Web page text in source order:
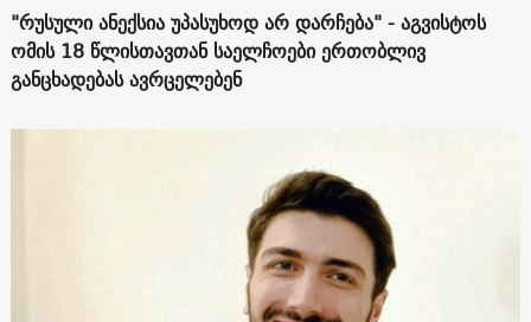
"რუსული ანექსია უპასუხოდ არ დარჩება" - აგვისტოს
ომის 18 წლისთავთან საელჩოები ერთობლივ
განცხადებას ავრცელებენ